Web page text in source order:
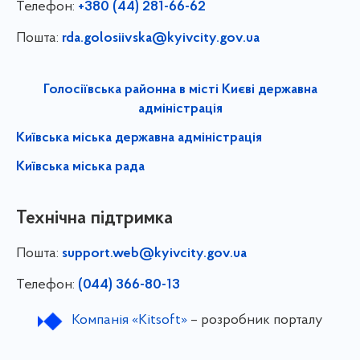
Телефон: +380 (44) 281-66-62
Пошта: rda.golosiivska@kyivcity.gov.ua
Голосіївська районна в місті Києві державна
адміністрація
Київська міська державна адміністрація
Київська міська рада
Технічна підтримка
Пошта: support.web@kyivcity.gov.ua
Телефон: (044) 366-80-13
Компанія «Kitsoft»– розробник порталу